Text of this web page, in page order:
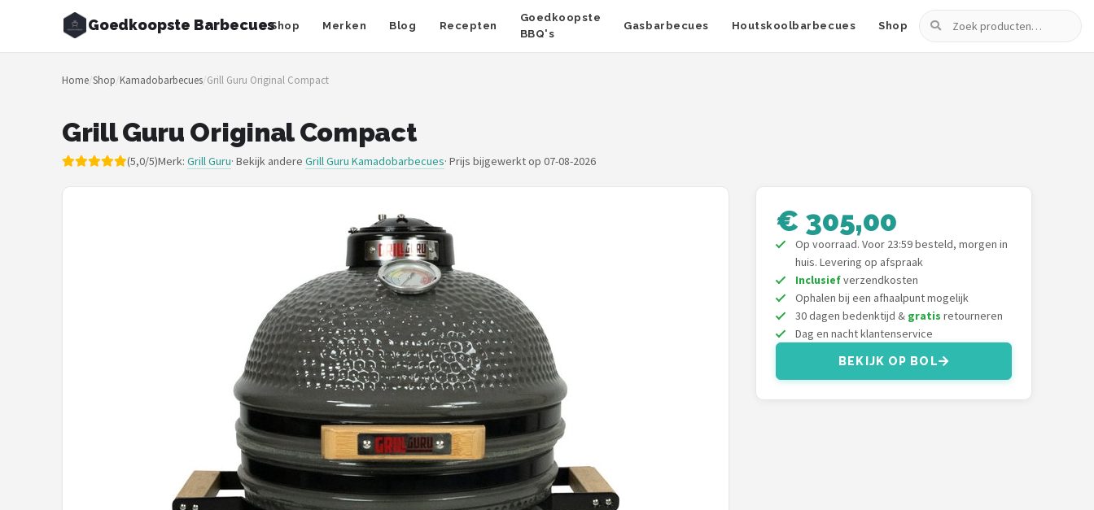
Goedkoopste BarbecuesShop Merken Blog Recepten
Goedkoopste
BBQ's
Gasbarbecues Houtskoolbarbecues Shop
Zoeken
Zoeken
NAVIGATIE
Merken
Home/Shop/Kamadobarbecues/Grill Guru Original Compact
Grill Guru Original Compact
(5,0/5)Merk: Grill Guru· Bekijk andere Grill Guru Kamadobarbecues· Prijs bijgewerkt op 07-08-2026
€ 305,00
Op voorraad. Voor 23:59 besteld, morgen in
huis. Levering op afspraak
Inclusiefverzendkosten
Ophalen bij een afhaalpunt mogelijk
30 dagen bedenktijd & gratis retourneren
Dag en nacht klantenservice
BEKIJK OP BOL